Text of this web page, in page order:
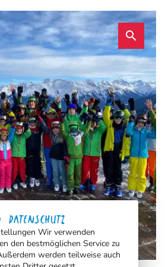
search
Wir verwenden
den bestmöglichen Service zu
werden teilweise auch